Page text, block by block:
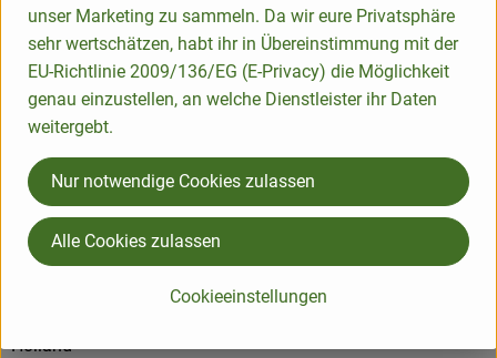
Zutaten
Produktdatenblatt
Herkunft
Hersteller: Shoti Maa
Holland
unser Marketing zu sammeln. Da wir eure Privatsphäre
sehr wertschätzen, habt ihr in Übereinstimmung mit der
EU-Richtlinie 2009/136/EG (E-Privacy) die Möglichkeit
genau einzustellen, an welche Dienstleister ihr Daten
weitergebt.
Cookieeinstellungen
Nur notwendige Cookies zulassen
Alle Cookies zulassen